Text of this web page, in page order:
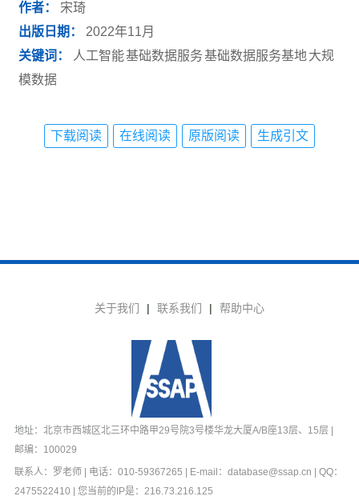
作者：
宋琦
出版日期：
2022年11月
关键词：
人工智能基础数据服务 基础数据服务基地大规
模数据
下载阅读 在线阅读 原版阅读 生成引文
关于我们 | 联系我们 | 帮助中心
地址：北京市西城区北三环中路甲29号院3号楼华龙大厦A/B座13层、15层 |
邮编：100029
联系人：罗老师 | 电话：010-59367265 | E-mail：database@ssap.cn | QQ：
2475522410 | 您当前的IP是： 216.73.216.125